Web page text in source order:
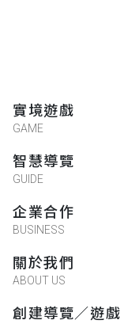
實境遊戲
GAME
智慧導覽
GUIDE
企業合作
BUSINESS
關於我們
ABOUT US
創建導覽／遊戲